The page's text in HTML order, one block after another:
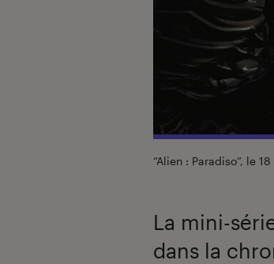
“Alien : Paradiso”, le
La mini-
dans la